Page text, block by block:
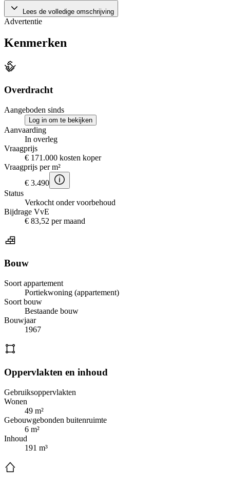
Lees de volledige omschrijving
Advertentie
Kenmerken
Overdracht
Aangeboden sinds
Log in om te bekijken
Aanvaarding
In overleg
Vraagprijs
€ 171.000 kosten koper
Vraagprijs per m²
€ 3.490
Status
Verkocht onder voorbehoud
Bijdrage VvE
€ 83,52 per maand
Bouw
Soort appartement
Portiekwoning (appartement)
Soort bouw
Bestaande bouw
Bouwjaar
1967
Oppervlakten en inhoud
Gebruiksoppervlakten
Wonen
49 m²
Gebouwgebonden buitenruimte
6 m²
Inhoud
191 m³